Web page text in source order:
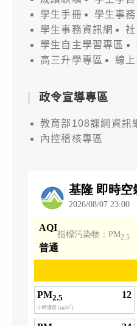
學生手冊
學生事
學生事務資訊網
學生自主學習專區
高三升學專區
線
政令宣導專區
教育部108課綱資訊
內控稽核專區